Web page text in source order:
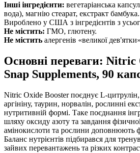
Інші інгредієнти: вегетаріанська
вода), магнію стеарат, екстракт бамбука.
Вироблено у США з інгредієнтів з
Не містить: ГМО, глютену.
Не містить алергенів «великої дев'ятки»
Основні переваги: Nitric
Snap Supplements, 90
Nitric Oxide Booster поєднує L-
аргініну, таурин, норвалін, рослинні
нутритивній формі. Таке поєднання
шляху оксиду азоту та завдання
амінокислоти та рослини доповнюють
Баланс нутрієнтів підбирався для
зайвих перевантажень та різких